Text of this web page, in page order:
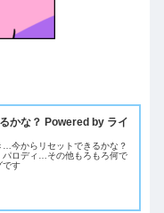
かな？ Powered by ライ
…今からリセットできるかな？
パロディ…その他もろもろ何で
です